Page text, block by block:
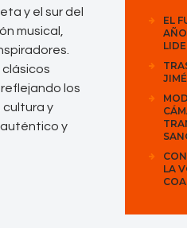
y el sur del
musical,
clásicos
los
cultura y
auténtico y
EL
LA